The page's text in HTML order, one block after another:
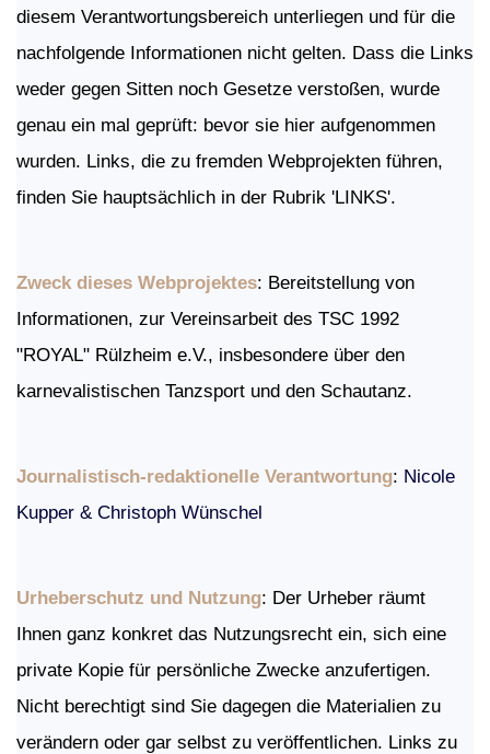
diesem Verantwortungs­bereich unterliegen und für die
nachfolgende Informationen nicht gelten. Dass die Links
weder gegen Sitten noch Gesetze verstoßen, wurde
genau ein mal geprüft: bevor sie hier aufgenommen
wurden. Links, die zu fremden Webprojekten führen,
finden Sie hauptsächlich in der Rubrik 'LINKS'.
Zweck dieses Webprojektes: Bereitstellung von
Informationen, zur Vereinsarbeit des TSC 1992
"ROYAL" Rülzheim e.V., insbesondere über den
karnevalistischen Tanzsport und den Schautanz.
Journalistisch-redaktionelle Verantwortung: Nicole
Kupper & Christoph Wünschel
Urheberschutz und Nutzung: Der Urheber räumt
Ihnen ganz konkret das Nutzungsrecht ein, sich eine
private Kopie für persönliche Zwecke anzufertigen.
Nicht berechtigt sind Sie dagegen die Materialien zu
verändern oder gar selbst zu veröffentlichen. Links zu